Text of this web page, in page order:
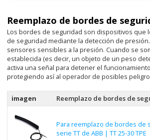
Reemplazo de bordes de
Los bordes de seguridad son dispositivos que
de seguridad mediante la detección de
sensores sensibles a la presión. Cuando se
establecida (es decir, un objeto de un peso
activa una señal para detener el
protegiendo así al operador de posibles
imagen Reemplazo de bordes de
Para reemplazo de bordes de
serie TT de ABB | TT 25-30 TPE